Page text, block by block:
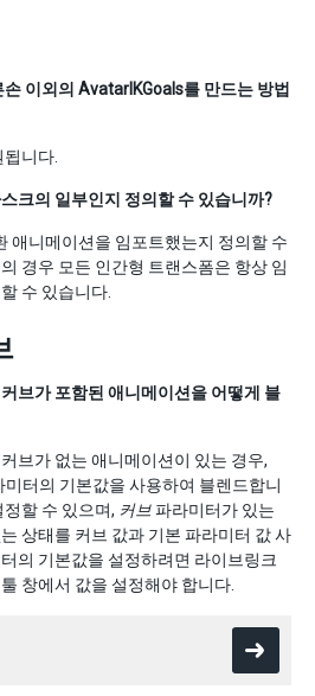
이외의 AvatarIKGoals를 만드는 방법
됩니다.
크의 일부인지 정의할 수 있습니까?
애니메이션을 임포트했는지 정의할 수
경우 모든 인간형 트랜스폼은 항상 임
수 있습니다.
브가 포함된 애니메이션을 어떻게 블
브가 없는 애니메이션이 있는 경우,
터의 기본값을 사용하여 블렌드합니
할 수 있으며, 커브파라미터가 있는
상태를 커브 값과 기본 파라미터 값 사
의 기본값을 설정하려면 라이브링크
창에서 값을 설정해야 합니다.